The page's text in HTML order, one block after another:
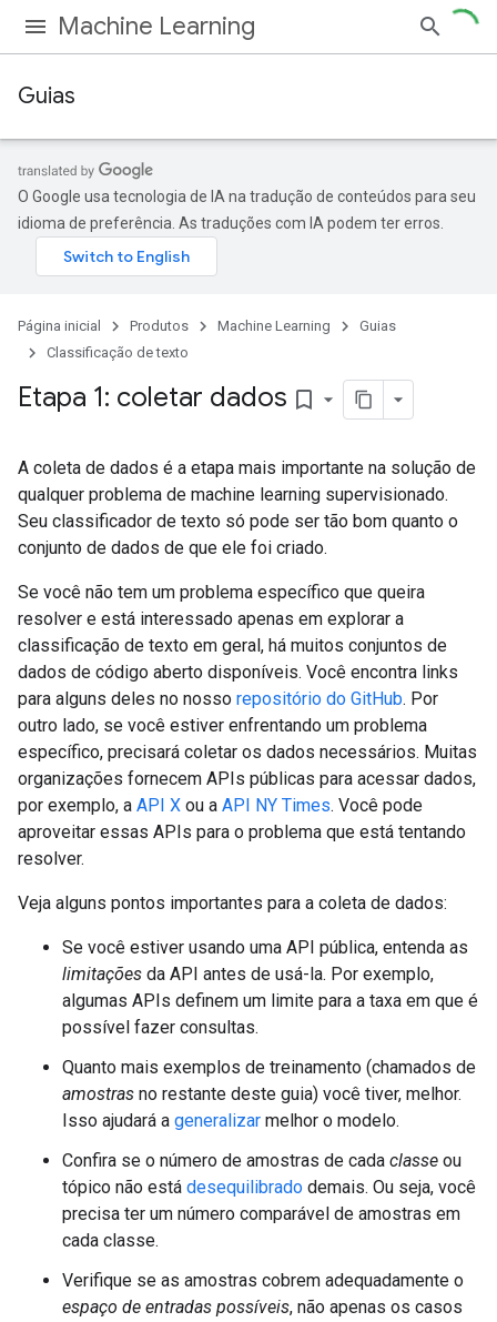
Machine Learning
Guias
O Google usa tecnologia de IA na tradução de conteúdos para seu
idioma de preferência. As traduções com IA podem ter erros.
Página inicial Produtos Machine Learning
Guias
Classificação de texto
Etapa 1: coletar dados bookmark_border
A coleta de dados é a etapa mais importante na solução de
qualquer problema de machine learning supervisionado.
Seu classificador de texto só pode ser tão bom quanto o
conjunto de dados de que ele foi criado.
Se você não tem um problema específico que queira
resolver e está interessado apenas em explorar a
classificação de texto em geral, há muitos conjuntos de
dados de código aberto disponíveis. Você encontra links
para alguns deles no nosso repositório do GitHub. Por
outro lado, se você estiver enfrentando um problema
específico, precisará coletar os dados necessários. Muitas
organizações fornecem APIs públicas para acessar dados,
por exemplo, a API X ou a API NY Times. Você pode
aproveitar essas APIs para o problema que está tentando
resolver.
Veja alguns pontos importantes para a coleta de dados:
Se você estiver usando uma API pública, entenda as
limitações da API antes de usá-la. Por exemplo,
algumas APIs definem um limite para a taxa em que é
possível fazer consultas.
Quanto mais exemplos de treinamento (chamados de
amostras no restante deste guia) você tiver, melhor.
Isso ajudará a generalizar melhor o modelo.
Confira se o número de amostras de cada classe ou
tópico não está desequilibrado demais. Ou seja, você
precisa ter um número comparável de amostras em
cada classe.
Verifique se as amostras cobrem adequadamente o
espaço de entradas possíveis, não apenas os casos